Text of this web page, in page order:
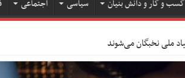
کسب و کار و دانش بنیان سیاسی اجتماعی
ملی نخبگان می‌شوند